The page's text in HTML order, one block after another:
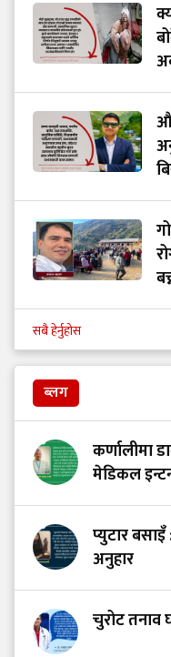
सबै हेर्नुहोस
ब्लग
कर्णालीमा
मेडिकल
प्युटार
अनुहार
चुरोट तनाव